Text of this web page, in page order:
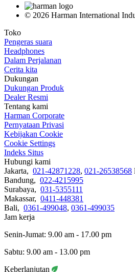
© 2026 Harman International
Toko
Pengeras suara
Headphones
Dalam Perjalanan
Cerita kita
Dukungan
Dukungan Produk
Dealer Resmi
Tentang kami
Harman Corporate
Pernyataan Privasi
Kebijakan Cookie
Cookie Settings
Indeks Situs
Hubungi kami
Jakarta, 021-42871228, 021-26538568
Bandung, 022-4215995
Surabaya, 031-5355111
Makassar, 0411-448381
Bali, 0361-499048, 0361-499035
Jam kerja
Senin-Jumat: 9.00 am - 17.00 pm
Sabtu: 9.00 am - 13.00 pm
Keberlanjutan